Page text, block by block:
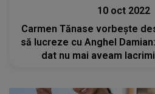
10 oct 2022
Carmen Tănase vorbește
să lucreze cu Anghel
dat nu mai aveam